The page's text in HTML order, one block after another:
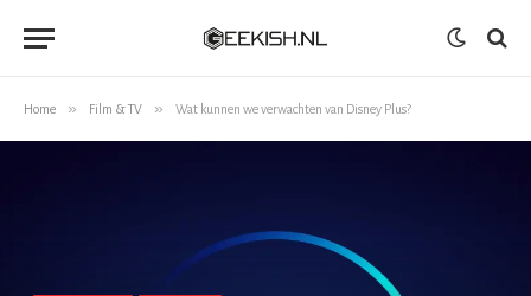
Home » Film & TV » Wat kunnen we verwachten van Disney Plus?